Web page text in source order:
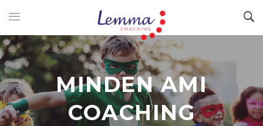
MINDEN AMI
COACHING